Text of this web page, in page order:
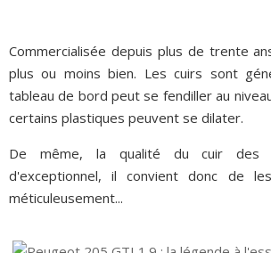
Commercialisée depuis plus de trente
plus ou moins bien. Les cuirs sont
tableau de bord peut se fendiller au
certains plastiques peuvent se dilater.
De même, la qualité du cuir des
d'exceptionnel, il convient donc de
méticuleusement...